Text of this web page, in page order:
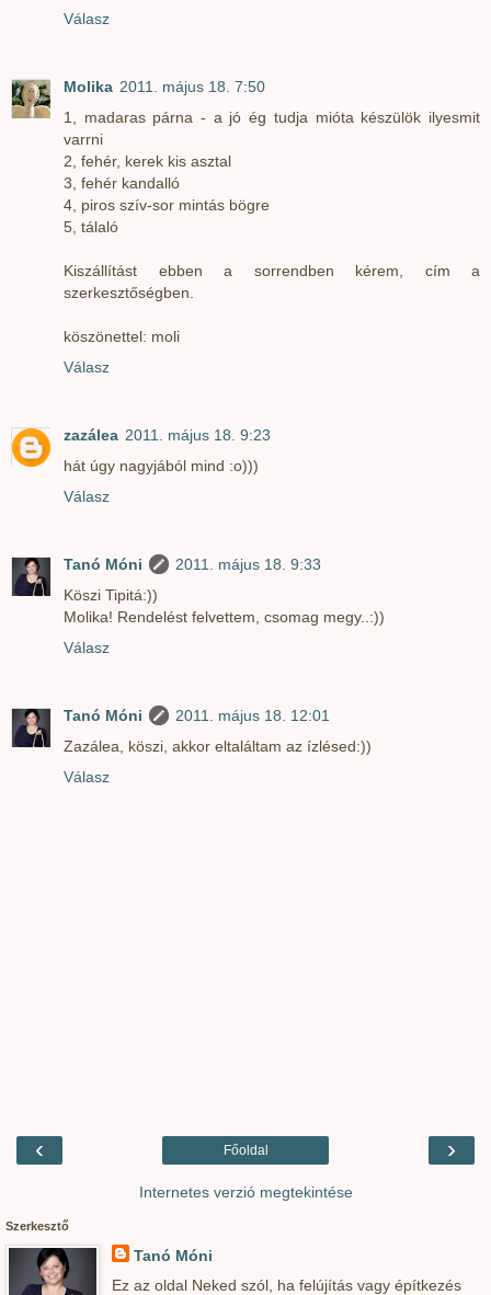
Válasz
Molika 2011. május 18. 7:50
1, madaras párna - a jó ég tudja mióta készülök ilyesmit
varrni
2, fehér, kerek kis asztal
3, fehér kandalló
4, piros szív-sor mintás bögre
5, tálaló
Kiszállítást ebben a sorrendben kérem, cím a
szerkesztőségben.
köszönettel: moli
Válasz
zazálea 2011. május 18. 9:23
hát úgy nagyjából mind :o)))
Válasz
Tanó Móni
2011. május 18. 9:33
Köszi Tipitá:))
Molika! Rendelést felvettem, csomag megy..:))
Válasz
Tanó Móni
2011. május 18. 12:01
Zazálea, köszi, akkor eltaláltam az ízlésed:))
Válasz
‹ ›
Főoldal
Internetes verzió megtekintése
Szerkesztő
Tanó Móni
Ez az oldal Neked szól, ha felújítás vagy építkezés